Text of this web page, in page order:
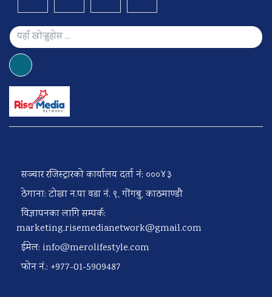
सञ्चार रजिस्ट्रारको कार्यालय दर्ता नं: ०००४३
ठेगाना: टोखा न.पा वडा नं. ९, गोंगबु, काठमाण्डौ
विज्ञापनका लागि सम्पर्क:
marketing.risemedianetwork@gmail.com
ईमेल: info@merolifestyle.com
फोन नं.: +977-01-5909487